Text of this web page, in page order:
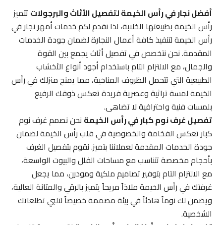
أفضل نجار في رأس الخيمة لتفصيل الأثاث والبرجولاتتتميز
رأس الخيمة بطبيعتها الخلابة، لذا نقدم لكم خدمات أمهر نجار في
رأس الخيمة لتنفيذ كافة أعمال النجارة لضمان جودة الخدمات
المقدمة. نحن نتخصص في تفصيل أثاث يجمع بين القوة
والجمال، مع الالتزام التام باستخدام أجود أنواع الأخشاب
الطبيعية التي تتحمل الظروف المناخية، مما يمنح منزلك في رأس
الخيمة لمسة تراثية وعصرية فريدة تعكس ذوقك الرفيع
بلمسات فنية واحترافية لا تضاهى.
تفصيل غرف نوم كبار في رأس الخيمةنحن نصمم غرف نوم
كبار تعكس الفخامة والخصوصية في قلب رأس الخيمة لضمان
جودة الخدمات المقدمة لعملائنا بتميز. نقوم بتفصيل الغرف
بأحجام مخصصة تتناسب مع مساحات الفلل والبيوت الواسعة،
مع الالتزام التام بتوفير تصاميم ملكية ومودرن، مما يجعل
غرفتك في رأس الخيمة ملاذاً مريحاً يتميز بالرقي والمتانة العالية،
ويضمن لك نوماً هادئاً في بيئة مصممة خصيصاً لتلبي تطلعاتك
الشخصية.